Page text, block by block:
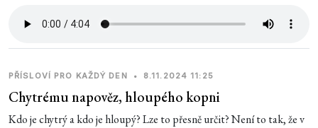
PŘÍSLOVÍ PRO KAŽDÝ DEN • 8.11.2024 11:25
Chytrému napověz, hloupého kopni
Kdo je chytrý a kdo je hloupý? Lze to přesně určit? Není to tak, že v